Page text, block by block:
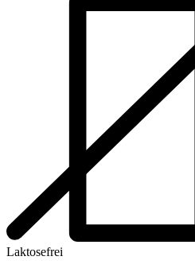
Laktosefrei